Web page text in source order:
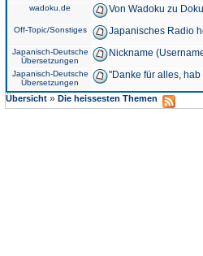
wadoku.de Von Wadoku zu
Off-Topic/Sonstiges Japanisches Radio
Japanisch-Deutsche
Übersetzungen
Nickname
Japanisch-Deutsche
Übersetzungen
"Danke für alles,
Übersicht » Die heissesten Themen